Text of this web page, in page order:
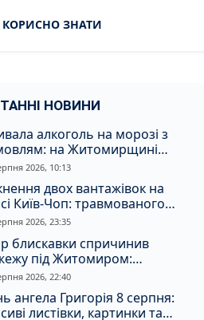
КОРИСНО ЗНАТИ
НОВИНИ
алкоголь на морозі з
на Житомирщині
матір, через яку дитина
обмороження
2026, 10:13
двох вантажівок на
Київ-Чоп: травмованого
забрали до лікарні
2026, 23:35
блискавки спричинив
під Житомиром:
витягли з вогню
2026, 22:40
ангела Григорія 8 серпня:
листівки, картинки та